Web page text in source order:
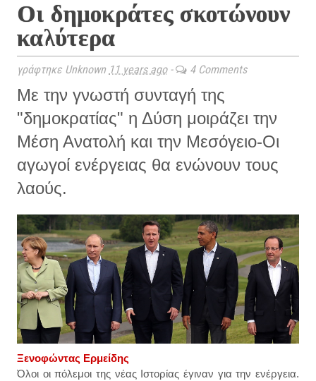
n
u
Οι δημοκράτες σκοτώνουν
καλύτερα
γράφτηκε Unknown 11 years ago- 4 Comments
Με την γνωστή συνταγή της
"δημοκρατίας" η Δύση μοιράζει την
Μέση Ανατολή και την Μεσόγειο-Οι
αγωγοί ενέργειας θα ενώνουν τους
λαούς.
Ξενοφώντας Ερμείδης
Όλοι οι πόλεμοι της νέας Ιστορίας έγιναν για την ενέργεια.